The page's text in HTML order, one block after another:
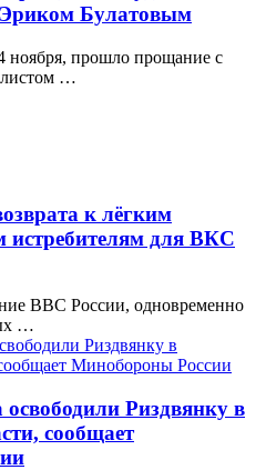
Булатовым
ноября, прошло прощание с
…
к лёгким
истребителям для ВКС
ВВС России, одновременно
…
освободили Риздвянку в
сообщает